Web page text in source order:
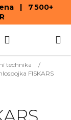
| 7 500+
KOŠÍK
technika
/
FISKARS